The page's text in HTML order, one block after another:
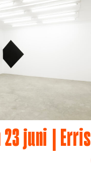
23 juni | Erris